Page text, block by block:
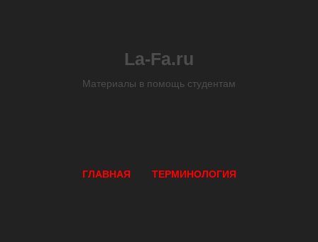
La-Fa.ru
Материалы в помощь студентам
ГЛАВНАЯ ТЕРМИНОЛОГИЯ